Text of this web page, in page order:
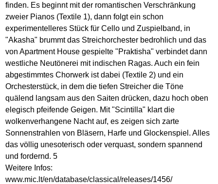
finden. Es beginnt mit der romantischen Verschränkung
zweier Pianos (Textile 1), dann folgt ein schon
experimentelleres Stück für Cello und Zuspielband, in
"Akasha" brummt das Streichorchester bedrohlich und das
von Apartment House gespielte "Praktisha" verbindet dann
westliche Neutönerei mit indischen Ragas. Auch ein fein
abgestimmtes Chorwerk ist dabei (Textile 2) und ein
Orchesterstück, in dem die tiefen Streicher die Töne
quälend langsam aus den Saiten drücken, dazu hoch oben
elegisch pfeifende Geigen. Mit "Scintilla" klart die
wolkenverhangene Nacht auf, es zeigen sich zarte
Sonnenstrahlen von Bläsern, Harfe und Glockenspiel. Alles
das völlig unesoterisch oder verquast, sondern spannend
und fordernd. 5
Weitere Infos:
www.mic.lt/en/database/classical/releases/1456/